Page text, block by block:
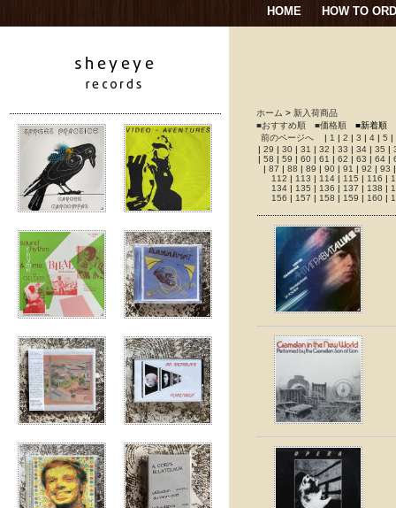
HOME HOW TO
ホーム > 新入荷商品
■おすすめ順
■価格順
■新着順
前のページへ | 1 | 2 | 3 | 4 | 5 |
| 29 | 30 | 31 | 32 | 33 | 34 | 35 |
| 58 | 59 | 60 | 61 | 62 | 63 | 64 |
| 87 | 88 | 89 | 90 | 91 | 92 | 93
112 | 113 | 114 | 115 | 116 |
134 | 135 | 136 | 137 | 138 |
156 | 157 | 158 | 159 | 160 |